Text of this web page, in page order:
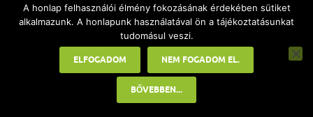
Unnepnapok.com
muszaj.com
A honlap felhasználói élmény fokozásának érdekében sütiket
alkalmazunk. A honlapunk használatával ön a tájékoztatásunkat
tudomásul veszi.
ELFOGADOM NEM FOGADOM EL.
BŐVEBBEN...